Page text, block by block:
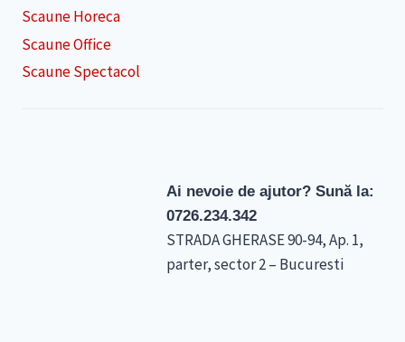
Scaune Horeca
Scaune Office
Scaune Spectacol
Ai nevoie de ajutor? Sună la:
0726.234.342
STRADA GHERASE 90-94, Ap. 1,
parter, sector 2 – Bucuresti